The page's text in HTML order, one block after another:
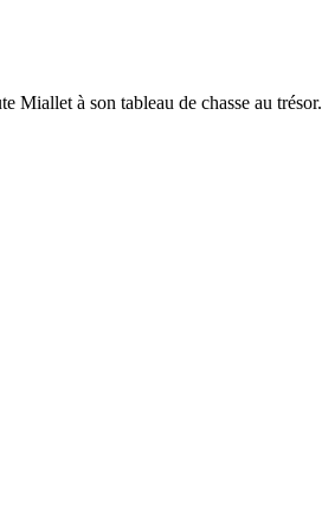
Miallet à son tableau de chasse au trésor.